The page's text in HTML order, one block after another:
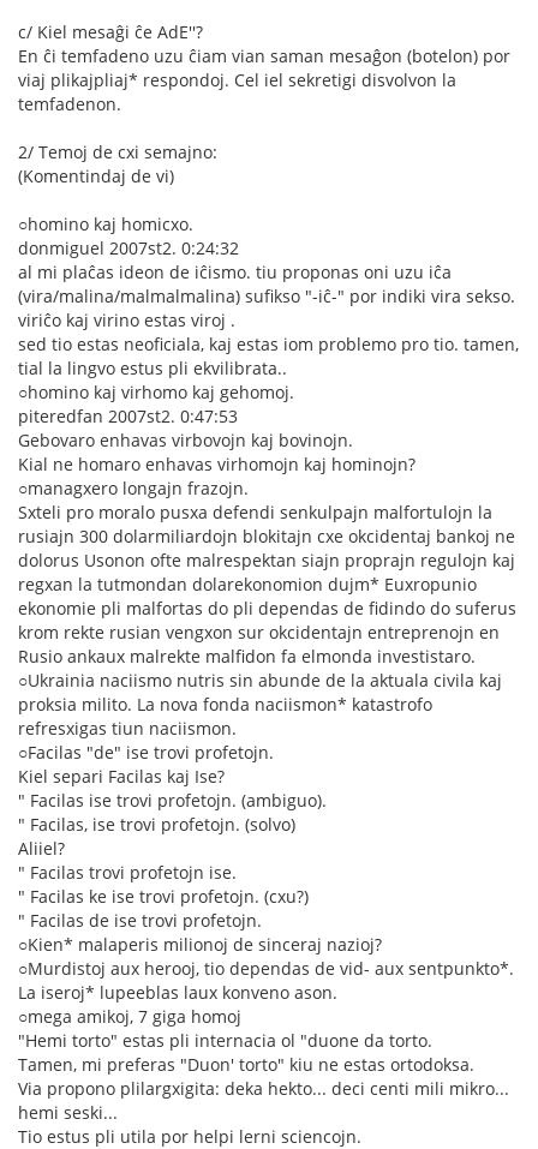
c/ Kiel mesaĝi ĉe AdE''?
En ĉi temfadeno uzu ĉiam vian saman mesaĝon (botelon) por
viaj plikajpliaj* respondoj. Cel iel sekretigi disvolvon la
temfadenon.
2/ Temoj de cxi semajno:
(Komentindaj de vi)
○homino kaj homicxo.
donmiguel 2007st2. 0:24:32
al mi plaĉas ideon de iĉismo. tiu proponas oni uzu iĉa
(vira/malina/malmalmalina) sufikso "-iĉ-" por indiki vira sekso.
viriĉo kaj virino estas viroj .
sed tio estas neoficiala, kaj estas iom problemo pro tio. tamen,
tial la lingvo estus pli ekvilibrata..
○homino kaj virhomo kaj gehomoj.
piteredfan 2007st2. 0:47:53
Gebovaro enhavas virbovojn kaj bovinojn.
Kial ne homaro enhavas virhomojn kaj hominojn?
○managxero longajn frazojn.
Sxteli pro moralo pusxa defendi senkulpajn malfortulojn la
rusiajn 300 dolarmiliardojn blokitajn cxe okcidentaj bankoj ne
dolorus Usonon ofte malrespektan siajn proprajn regulojn kaj
regxan la tutmondan dolarekonomion dujm* Euxropunio
ekonomie pli malfortas do pli dependas de fidindo do suferus
krom rekte rusian vengxon sur okcidentajn entreprenojn en
Rusio ankaux malrekte malfidon fa elmonda investistaro.
○Ukrainia naciismo nutris sin abunde de la aktuala civila kaj
proksia milito. La nova fonda naciismon* katastrofo
refresxigas tiun naciismon.
○Facilas "de" ise trovi profetojn.
Kiel separi Facilas kaj Ise?
" Facilas ise trovi profetojn. (ambiguo).
" Facilas, ise trovi profetojn. (solvo)
Aliiel?
" Facilas trovi profetojn ise.
" Facilas ke ise trovi profetojn. (cxu?)
" Facilas de ise trovi profetojn.
○Kien* malaperis milionoj de sinceraj nazioj?
○Murdistoj aux herooj, tio dependas de vid- aux sentpunkto*.
La iseroj* lupeeblas laux konveno ason.
○mega amikoj, 7 giga homoj
"Hemi torto" estas pli internacia ol "duone da torto.
Tamen, mi preferas "Duon' torto" kiu ne estas ortodoksa.
Via propono plilargxigita: deka hekto... deci centi mili mikro...
hemi seski...
Tio estus pli utila por helpi lerni sciencojn.